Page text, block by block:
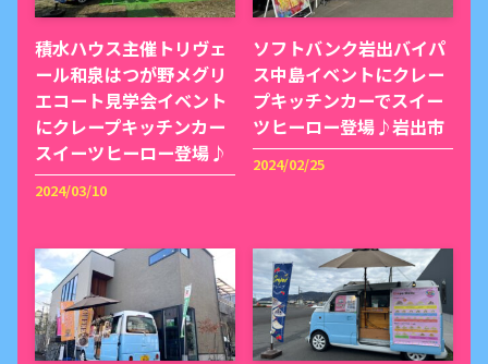
積水ハウス主催トリヴェ
ール和泉はつが野メグリ
エコート見学会イベント
にクレープキッチンカー
スイーツヒーロー登場♪
2024/03/10
ソフトバンク岩出バイパ
ス中島イベントにクレー
プキッチンカーでスイー
ツヒーロー登場♪岩出市
2024/02/25